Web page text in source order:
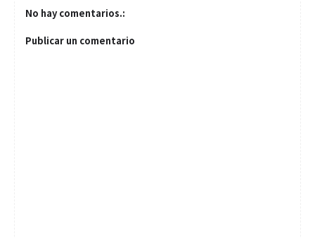
No hay comentarios.:
Publicar un comentario